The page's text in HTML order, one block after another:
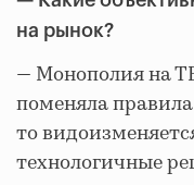
на рынок?
— Монополия на
поменяла
то
технологичные